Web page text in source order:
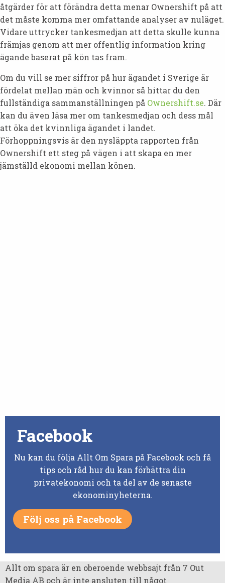
åtgärder för att förändra detta menar Ownershift på att
det måste komma mer omfattande analyser av nuläget.
Vidare uttrycker tankesmedjan att detta skulle kunna
främjas genom att mer offentlig information kring
ägande baserat på kön tas fram.
Om du vill se mer siffror på hur ägandet i Sverige är
fördelat mellan män och kvinnor så hittar du den
fullständiga sammanställningen på Ownershift.se. Där
kan du även läsa mer om tankesmedjan och dess mål
att öka det kvinnliga ägandet i landet.
Förhoppningsvis är den nysläppta rapporten från
Ownershift ett steg på vägen i att skapa en mer
jämställd ekonomi mellan könen.
Facebook
Nu kan du följa Allt Om Spara på Facebook och få
tips och råd hur du kan förbättra din
privatekonomi och ta del av de senaste
ekonominyheterna.
Följ oss på Facebook
Allt om spara är en oberoende webbsajt från 7 Out
Media AB och är inte ansluten till något